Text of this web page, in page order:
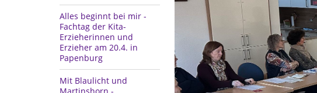
Alles beginnt bei mir -
Fachtag der Kita-
Erzieherinnen und
Erzieher am 20.4. in
Papenburg
Mit Blaulicht und